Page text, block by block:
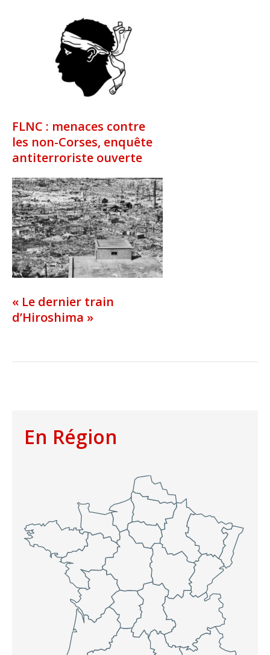
FLNC : menaces contre
les non-Corses, enquête
antiterroriste ouverte
« Le dernier train
d’Hiroshima »
En Région